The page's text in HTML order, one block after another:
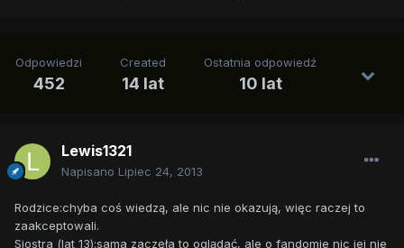
Odpowiedzi
452
Created
14 lat
Ostatnia odpowiedź
10 lat
Lewis1321
Napisano Lipiec 24, 2013
Rodzice:chyba coś wiedzą, ale nic nie okazują, więc raczej to
zaakceptowali.
Siostra (lat 13):sama zaczęła to oglądać, ale o fandomie nic jej nie